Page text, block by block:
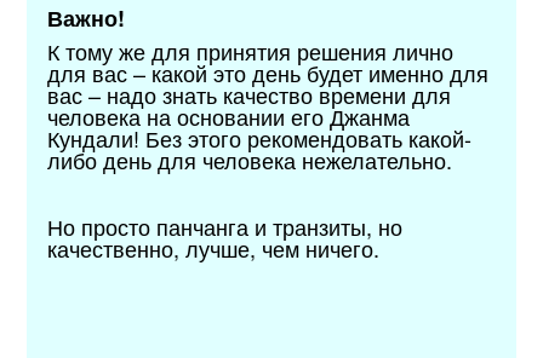
Важно!
К тому же для принятия решения лично
для вас – какой это день будет именно для
вас – надо знать качество времени для
человека на основании его Джанма
Кундали! Без этого рекомендовать какой-
либо день для человека нежелательно.
Но просто панчанга и транзиты, но
качественно, лучше, чем ничего.